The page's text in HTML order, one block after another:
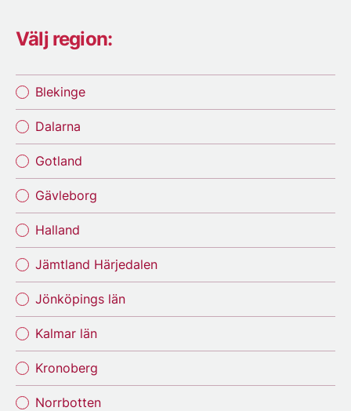
Välj region:
Blekinge
Dalarna
Gotland
Gävleborg
Halland
Jämtland Härjedalen
Jönköpings län
Kalmar län
Kronoberg
Norrbotten